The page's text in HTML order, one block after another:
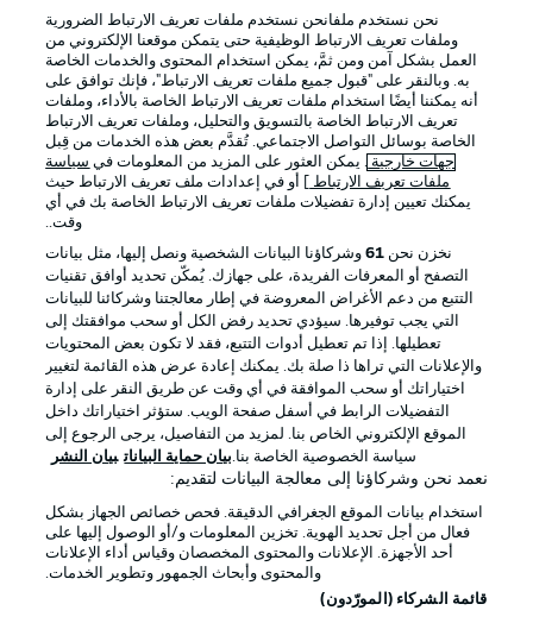
الإعلانات الإخطارات القانونية
شروط الاستخدام القنوات الناقلة
الوظائف جهة النشر
تواصل معنا اللاعبون
© 2026 Bundesliga-Gruppe GmbH
نحن نستخدم ملفانحن نستخدم ملفات تعريف الارتباط الضرورية
وملفات تعريف الارتباط الوظيفية حتى يتمكن موقعنا الإلكتروني من
العمل بشكل آمن ومن ثمَّ، يمكن استخدام المحتوى والخدمات الخاصة
به. وبالنقر على "قبول جميع ملفات تعريف الارتباط"، فإنك توافق على
أنه يمكننا أيضًا استخدام ملفات تعريف الارتباط الخاصة بالأداء، وملفات
تعريف الارتباط الخاصة بالتسويق والتحليل، وملفات تعريف الارتباط
الخاصة بوسائل التواصل الاجتماعي. تُقدَّم بعض هذه الخدمات من قِبل
جهات خارجية . يمكن العثور على المزيد من المعلومات في سياسة
ملفات تعريف الارتباط
] أو في إعدادات ملف تعريف الارتباط حيث
يمكنك تعيين إدارة تفضيلات ملفات تعريف الارتباط الخاصة بك في أي
وقت..
نخزن نحن 61وشركاؤنا البيانات الشخصية ونصل إليها، مثل بيانات
التصفح أو المعرفات الفريدة، على جهازك. يُمكّن تحديد أوافق تقنيات
التتبع من دعم الأغراض المعروضة في إطار معالجتنا وشركائنا للبيانات
التي يجب توفيرها. سيؤدي تحديد رفض الكل أو سحب موافقتك إلى
تعطيلها. إذا تم تعطيل أدوات التتبع، فقد لا تكون بعض المحتويات
والإعلانات التي تراها ذا صلة بك. يمكنك إعادة عرض هذه القائمة لتغيير
اختياراتك أو سحب الموافقة في أي وقت عن طريق النقر على إدارة
التفضيلات الرابط في أسفل صفحة الويب. ستؤثر اختياراتك داخل
الموقع الإلكتروني الخاص بنا. لمزيد من التفاصيل، يرجى الرجوع إلى
سياسة الخصوصية الخاصة بنا.بيان حماية البيانات بيان النشر
نعمد نحن وشركاؤنا إلى معالجة البيانات لتقديم:
استخدام بيانات الموقع الجغرافي الدقيقة. فحص خصائص الجهاز بشكل
فعال من أجل تحديد الهوية. تخزين المعلومات و/أو الوصول إليها على
أحد الأجهزة. الإعلانات والمحتوى المخصصان وقياس أداء الإعلانات
والمحتوى وأبحاث الجمهور وتطوير الخدمات.
قائمة الشركاء (المورّدون)